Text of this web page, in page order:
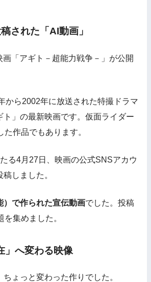
された「AI動画」
「アギト－超能力戦争－」が公開
から2002年に放送された特撮ドラマ
ト」の最新映画です。仮面ライダー
作品でもあります。
る4月27日、映画の公式SNSアカウ
しました。
）で作られた宣伝動画でした。投稿
集めました。
」へ変わる映像
ょっと変わった作りでした。